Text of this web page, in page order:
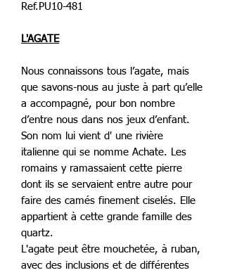
Ref.PU10-481
L'AGATE
Nous connaissons tous l’agate, mais
que savons-nous au juste à part qu’elle
a accompagné, pour bon nombre
d’entre nous dans nos jeux d’enfant.
Son nom lui vient d' une rivière
italienne qui se nomme Achate. Les
romains y ramassaient cette pierre
dont ils se servaient entre autre pour
faire des camés finement ciselés. Elle
appartient à cette grande famille des
quartz.
L'agate peut être mouchetée, à ruban,
avec des inclusions et de différentes